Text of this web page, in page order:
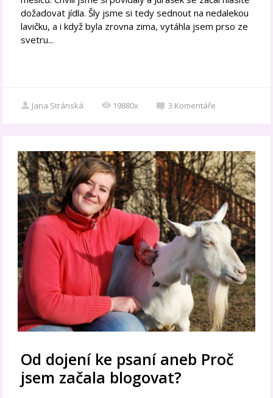
dožadovat jídla. Šly jsme si tedy sednout na nedalekou
lavičku, a i když byla zrovna zima, vytáhla jsem prso ze
svetru...
Jana Stránská 19880x 3 Komentáře
Od dojení ke psaní aneb Proč
jsem začala blogovat?